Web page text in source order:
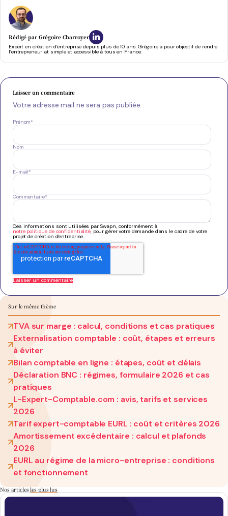
Rédigé par Grégoire Charroyer
Expert en création d’entreprise depuis plus de 10 ans. Grégoire a pour objectif de rendre
l’entrepreneuriat simple et accessible à tous en France.
Laisser un commentaire
Votre adresse mail ne sera pas publiée.
Prénom*
Nom
E-mail*
Commentaire*
Ces informations sont utilisées par Swapn, conformément à
notre politique de confidentialité, pour gérer votre demande dans le cadre de votre
projet de création d'entreprise.
Sur le même thème
TVA sur marge : calcul, conditions et cas pratiques
Externalisation comptable : coût, étapes et erreurs
à éviter
Bilan comptable en ligne : étapes, coût et délais
Déclaration BNC : régimes, formulaire 2026 et cas
pratiques
L-Expert-Comptable.com : avis, tarifs et services
2026
Tarif expert-comptable EURL : coût et critères 2026
Amortissement excédentaire : calcul et plafonds
2026
EURL au régime de la micro-entreprise : conditions
et fonctionnement
Nos articlesles plus lus